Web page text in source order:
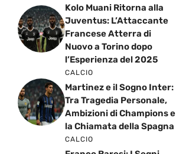
Kolo Muani Ritorna alla
Juventus: L’Attaccante
Francese Atterra di
Nuovo a Torino dopo
l’Esperienza del 2025
CALCIO
Martinez e il Sogno Inter:
Tra Tragedia Personale,
Ambizioni di Champions e
la Chiamata della Spagna
CALCIO